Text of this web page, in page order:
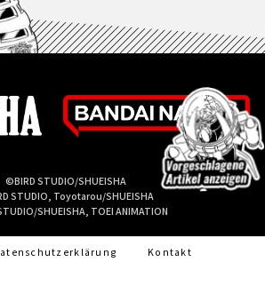
©BIRD STUDIO/SHUEISHA
STUDIO, Toyotarou/SHUEISHA
SHUEISHA, TOEI ANIMATION
Kontakt